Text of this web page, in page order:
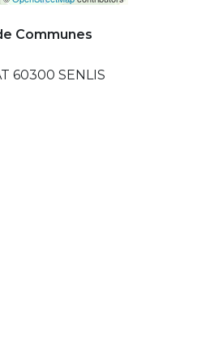
Communes
60300 SENLIS